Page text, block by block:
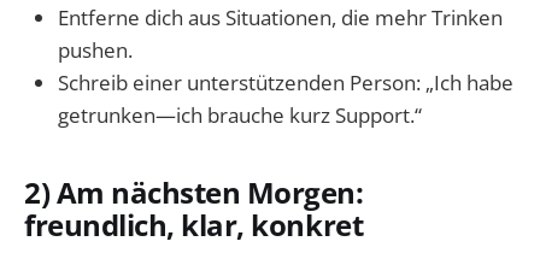
Entferne dich aus Situationen, die mehr Trinken
pushen.
Schreib einer unterstützenden Person: „Ich habe
getrunken—ich brauche kurz Support.“
2) Am nächsten Morgen:
freundlich, klar, konkret